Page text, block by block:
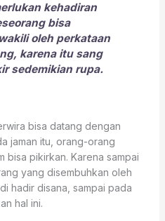
kehadiran
bisa
oleh perkataan
karena itu sang
sedemikian rupa.
bisa datang dengan
jaman itu, orang-orang
bisa pikirkan. Karena sampai
yang disembuhkan oleh
hadir disana, sampai pada
hal ini.